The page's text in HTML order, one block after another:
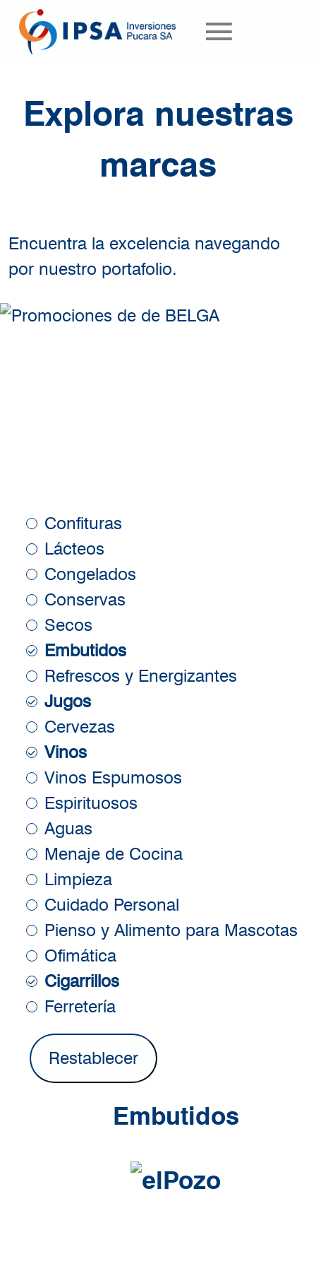
Pasar al contenido principal
Explora nuestras
marcas
Encuentra la excelencia navegando
por nuestro portafolio.
Confituras
Lácteos
Congelados
Conservas
Secos
Embutidos
Refrescos y Energizantes
Jugos
Cervezas
Vinos
Vinos Espumosos
Espirituosos
Aguas
Menaje de Cocina
Limpieza
Cuidado Personal
Pienso y Alimento para Mascotas
Ofimática
Cigarrillos
Ferretería
Embutidos